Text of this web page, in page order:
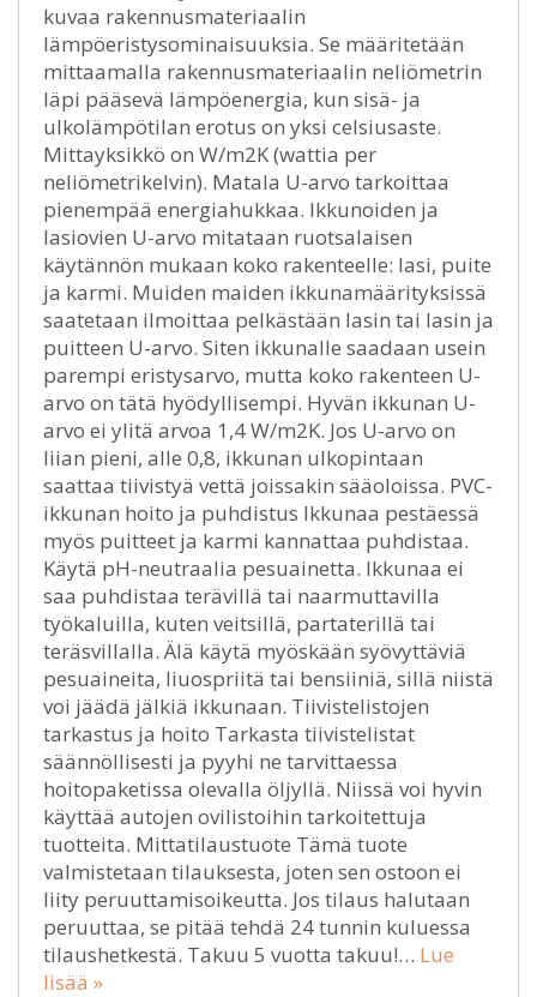
kuvaa rakennusmateriaalin
lämpöeristysominaisuuksia. Se määritetään
mittaamalla rakennusmateriaalin neliömetrin
läpi pääsevä lämpöenergia, kun sisä- ja
ulkolämpötilan erotus on yksi celsiusaste.
Mittayksikkö on W/m2K (wattia per
neliömetrikelvin). Matala U-arvo tarkoittaa
pienempää energiahukkaa. Ikkunoiden ja
lasiovien U-arvo mitataan ruotsalaisen
käytännön mukaan koko rakenteelle: lasi, puite
ja karmi. Muiden maiden ikkunamäärityksissä
saatetaan ilmoittaa pelkästään lasin tai lasin ja
puitteen U-arvo. Siten ikkunalle saadaan usein
parempi eristysarvo, mutta koko rakenteen U-
arvo on tätä hyödyllisempi. Hyvän ikkunan U-
arvo ei ylitä arvoa 1,4 W/m2K. Jos U-arvo on
liian pieni, alle 0,8, ikkunan ulkopintaan
saattaa tiivistyä vettä joissakin sääoloissa. PVC-
ikkunan hoito ja puhdistus Ikkunaa pestäessä
myös puitteet ja karmi kannattaa puhdistaa.
Käytä pH-neutraalia pesuainetta. Ikkunaa ei
saa puhdistaa terävillä tai naarmuttavilla
työkaluilla, kuten veitsillä, partaterillä tai
teräsvillalla. Älä käytä myöskään syövyttäviä
pesuaineita, liuospriitä tai bensiiniä, sillä niistä
voi jäädä jälkiä ikkunaan. Tiivistelistojen
tarkastus ja hoito Tarkasta tiivistelistat
säännöllisesti ja pyyhi ne tarvittaessa
hoitopaketissa olevalla öljyllä. Niissä voi hyvin
käyttää autojen ovilistoihin tarkoitettuja
tuotteita. Mittatilaustuote Tämä tuote
valmistetaan tilauksesta, joten sen ostoon ei
liity peruuttamisoikeutta. Jos tilaus halutaan
peruuttaa, se pitää tehdä 24 tunnin kuluessa
tilaushetkestä. Takuu 5 vuotta takuu!… Lue
lisää »